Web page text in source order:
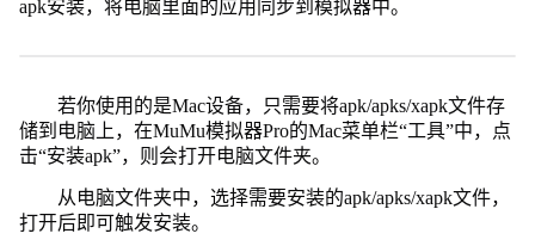
apk安装，将电脑里面的应用同步到模拟器中。
若你使用的是Mac设备，只需要将apk/apks/xapk文件存
储到电脑上，在MuMu模拟器Pro的Mac菜单栏“工具”中，点
击“安装apk”，则会打开电脑文件夹。
从电脑文件夹中，选择需要安装的apk/apks/xapk文件，
打开后即可触发安装。